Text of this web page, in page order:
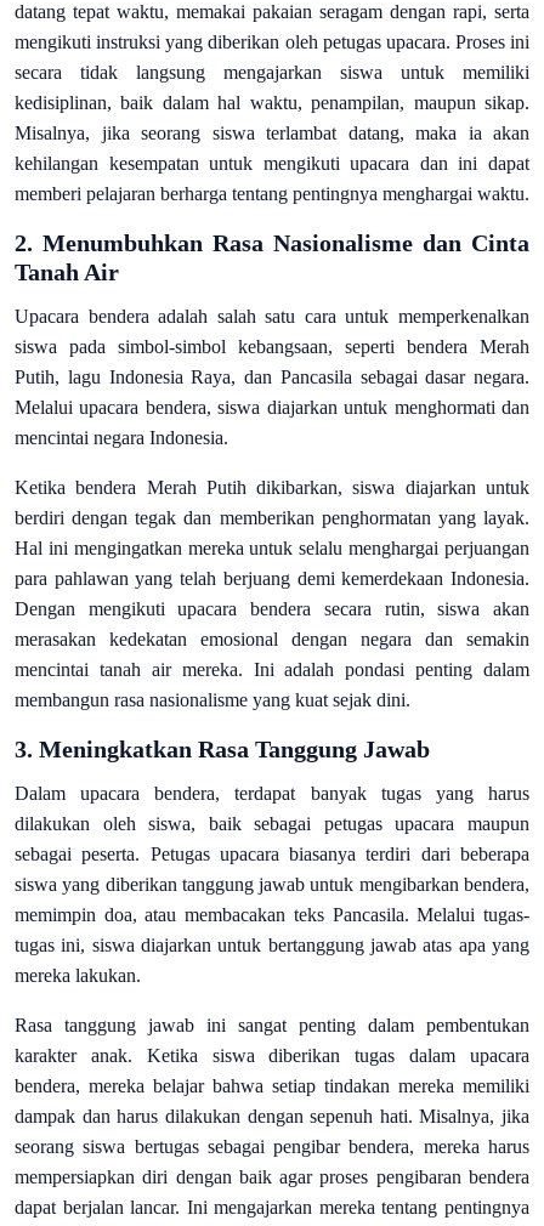
datang tepat waktu, memakai pakaian seragam dengan rapi, serta
mengikuti instruksi yang diberikan oleh petugas upacara. Proses ini
secara tidak langsung mengajarkan siswa untuk memiliki
kedisiplinan, baik dalam hal waktu, penampilan, maupun sikap.
Misalnya, jika seorang siswa terlambat datang, maka ia akan
kehilangan kesempatan untuk mengikuti upacara dan ini dapat
memberi pelajaran berharga tentang pentingnya menghargai waktu.
2. Menumbuhkan Rasa Nasionalisme dan Cinta
Tanah Air
Upacara bendera adalah salah satu cara untuk memperkenalkan
siswa pada simbol-simbol kebangsaan, seperti bendera Merah
Putih, lagu Indonesia Raya, dan Pancasila sebagai dasar negara.
Melalui upacara bendera, siswa diajarkan untuk menghormati dan
mencintai negara Indonesia.
Ketika bendera Merah Putih dikibarkan, siswa diajarkan untuk
berdiri dengan tegak dan memberikan penghormatan yang layak.
Hal ini mengingatkan mereka untuk selalu menghargai perjuangan
para pahlawan yang telah berjuang demi kemerdekaan Indonesia.
Dengan mengikuti upacara bendera secara rutin, siswa akan
merasakan kedekatan emosional dengan negara dan semakin
mencintai tanah air mereka. Ini adalah pondasi penting dalam
membangun rasa nasionalisme yang kuat sejak dini.
3. Meningkatkan Rasa Tanggung Jawab
Dalam upacara bendera, terdapat banyak tugas yang harus
dilakukan oleh siswa, baik sebagai petugas upacara maupun
sebagai peserta. Petugas upacara biasanya terdiri dari beberapa
siswa yang diberikan tanggung jawab untuk mengibarkan bendera,
memimpin doa, atau membacakan teks Pancasila. Melalui tugas-
tugas ini, siswa diajarkan untuk bertanggung jawab atas apa yang
mereka lakukan.
Rasa tanggung jawab ini sangat penting dalam pembentukan
karakter anak. Ketika siswa diberikan tugas dalam upacara
bendera, mereka belajar bahwa setiap tindakan mereka memiliki
dampak dan harus dilakukan dengan sepenuh hati. Misalnya, jika
seorang siswa bertugas sebagai pengibar bendera, mereka harus
mempersiapkan diri dengan baik agar proses pengibaran bendera
dapat berjalan lancar. Ini mengajarkan mereka tentang pentingnya